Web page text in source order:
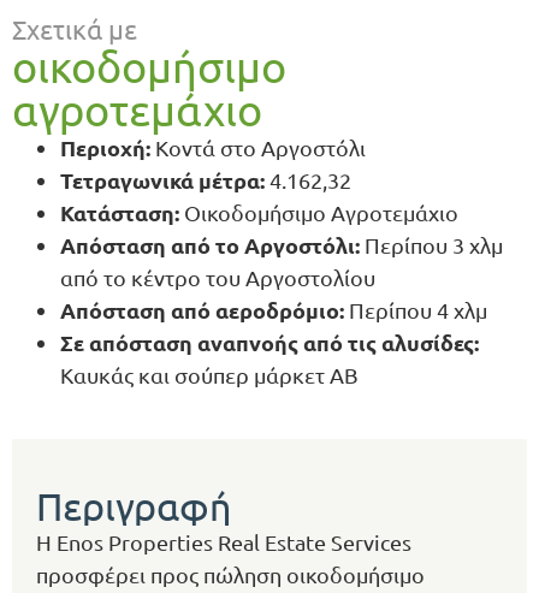
Σχετικά με
οικοδομήσιμο
αγροτεμάχιο
Περιοχή: Κοντά στο Αργοστόλι
Τετραγωνικά μέτρα:4.162,32
Κατάσταση: Οικοδομήσιμο Αγροτεμάχιο
Απόσταση από το Αργοστόλι: Περίπου 3 χλμ
από το κέντρο του Αργοστολίου
Απόσταση από αεροδρόμιο: Περίπου 4 χλμ
Σε απόσταση αναπνοής από τις αλυσίδες:
Καυκάς και σούπερ μάρκετ ΑΒ
Περιγραφή
Η Enos Properties Real Estate Services
προσφέρει προς πώληση οικοδομήσιμο